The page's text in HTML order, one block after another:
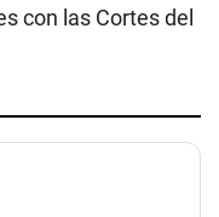
con las Cortes del